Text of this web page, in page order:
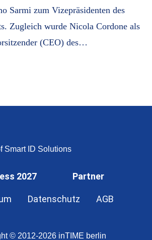
Sarmi zum Vizepräsidenten des
Zugleich wurde Nicola Cordone als
(CEO) des…
Smart ID Solutions
2027 Partner
Datenschutz AGB
© 2012-2026 inTIME berlin